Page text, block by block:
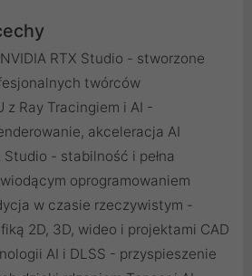
RTX Studio - stworzone
twórców
z Ray Tracingiem i AI -
akceleracja AI
- stabilność i pełna
oprogramowaniem
w czasie rzeczywistym -
2D, 3D, wideo i projektami CAD
AI i DLSS - przyspieszenie